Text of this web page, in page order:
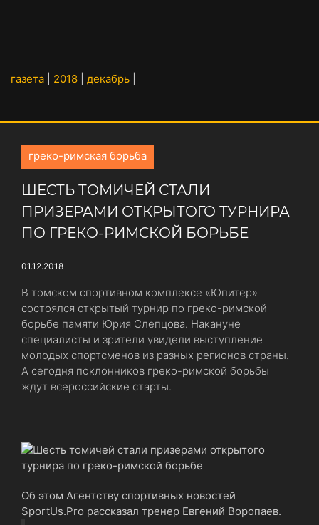
газета 2018 декабрь
греко-римская борьба
ШЕСТЬ ТОМИЧЕЙ СТАЛИ
ПРИЗЕРАМИ ОТКРЫТОГО ТУРНИРА
ПО ГРЕКО-РИМСКОЙ БОРЬБЕ
01.12.2018
В томском спортивном комплексе «Юпитер»
состоялся открытый турнир по греко-римской
борьбе памяти Юрия Слепцова. Накануне
специалисты и зрители увидели выступление
молодых спортсменов из разных регионов страны.
А сегодня поклонников греко-римской борьбы
ждут всероссийские старты.
Об этом Агентству спортивных новостей
SportUs.Pro рассказал тренер Евгений Воропаев.